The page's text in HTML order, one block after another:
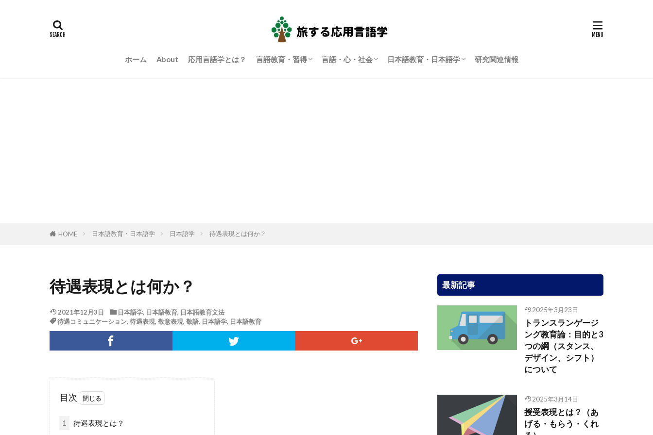
ホーム About 応用言語学とは？ 言語教育・習得 言語・心・社会 日本語教育・日本語学 研究関連情報
HOME 日本語教育・日本語学 日本語学 待遇表現とは何か？
待遇表現とは何か？
2021年12月3日 日本語学, 日本語教育, 日本語教育文法
待遇コミュニケーション, 待遇表現, 敬意表現, 敬語, 日本語学, 日本語教育
目次
1 待遇表現とは？
最新記事
2025年3月23日
トランスランゲージ
ング教育論：目的と3
つの綱（スタンス、
デザイン、シフト）
について
2025年3月14日
授受表現とは？（あ
げる・もらう・くれ